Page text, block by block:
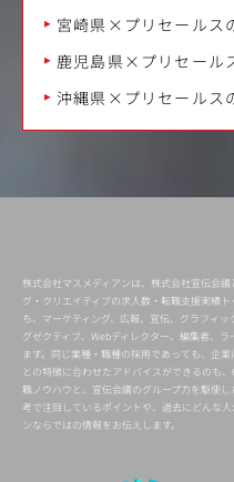
宮崎県×プリセールス
鹿児島県×プリセール
沖縄県×プリセールス
株式会社マスメディアンは、株式会社宣伝会
グ・クリエイティブの求人数・転職支援実績
ち、マーケティング、広報、宣伝、グラフィ
グゼクティブ、Webディレクター、編集者、
ます。同じ業種・職種の採用であっても、企
との特徴に合わせたアドバイスができるのも
職ノウハウと、宣伝会議のグループ力を駆使
考で注目しているポイントや、過去にどんな
ンならではの情報をお伝えします。